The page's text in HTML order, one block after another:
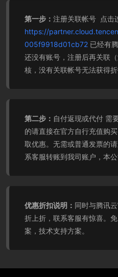
第一步： 注册关联帐号 点击
https://
005f9918d01cb72 已经有
还没有账号，注册后再关联
核，没有关联帐号无法获得折
第二步： 自付返现或代付 需
的请直接在官方自行充值购
取优惠。无需或普通发票的
系客服转账到我司账户，本公
优惠折扣说明： 同时与腾讯
折上折，联系客服有惊喜。
案，技术支持方案。